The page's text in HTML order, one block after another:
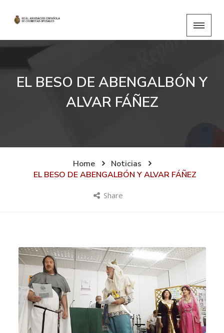
EL BESO DE ABENGALBÓN Y
ALVAR FÁÑEZ
Home
Noticias
EL BESO DE ABENGALBÓN Y ALVAR FÁÑEZ
Share